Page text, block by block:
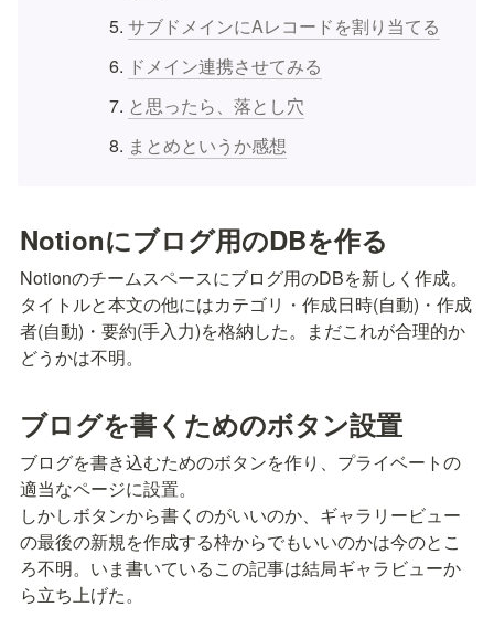
サブドメインにAレコードを割り当てる
ドメイン連携させてみる
と思ったら、落とし穴
まとめというか感想
Notionにブログ用のDBを作る
Notionのチームスペースにブログ用のDBを新しく作成。
タイトルと本文の他にはカテゴリ・作成日時(自動)・作成
者(自動)・要約(手入力)を格納した。まだこれが合理的か
どうかは不明。
ブログを書くためのボタン設置
ブログを書き込むためのボタンを作り、プライベートの
適当なページに設置。
しかしボタンから書くのがいいのか、ギャラリービュー
の最後の新規を作成する枠からでもいいのかは今のとこ
ろ不明。いま書いているこの記事は結局ギャラビューか
ら立ち上げた。